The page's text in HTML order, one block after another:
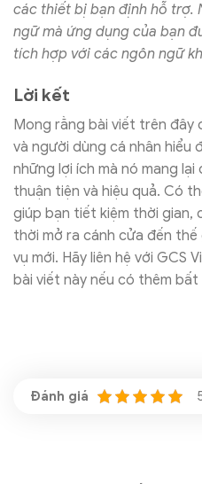
các thiết bị bạn định hỗ trợ.
ngữ mà ứng dụng của bạn
tích hợp với các ngôn ngữ
Lời kết
Mong rằng bài viết trên đây
và người dùng cá nhân hiểu
những lợi ích mà nó mang
thuận tiện và hiệu quả. Có
giúp bạn tiết kiệm thời gian,
thời mở ra cánh cửa đến
vụ mới. Hãy liên hệ với GCS
bài viết này nếu có thêm